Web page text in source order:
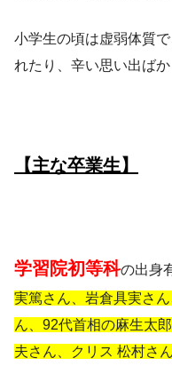
小学生の頃は虚弱体質
れたり、辛い思い出ば
【主な卒業生】
学習院初等科の出身
実篤さん、岩倉具実さ
ん、92代首相の麻生太
夫さん、クリス 松村さ